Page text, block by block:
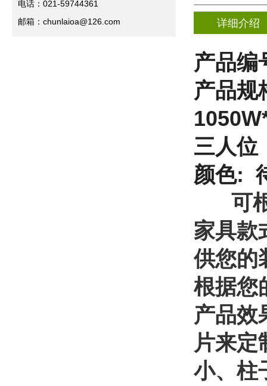
电话：021-59744361
邮箱：chunlaioa@126.com
详细介绍
产品编
产品
1050
三人位
颜色:
可根
家具款
供您的
根据您
产品效
片来定
小、柱